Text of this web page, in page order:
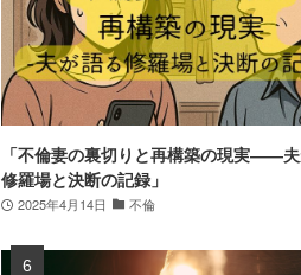
「不倫妻の裏切りと再構築の現実――
修羅場と決断の記録」
2025年4月14日 不倫